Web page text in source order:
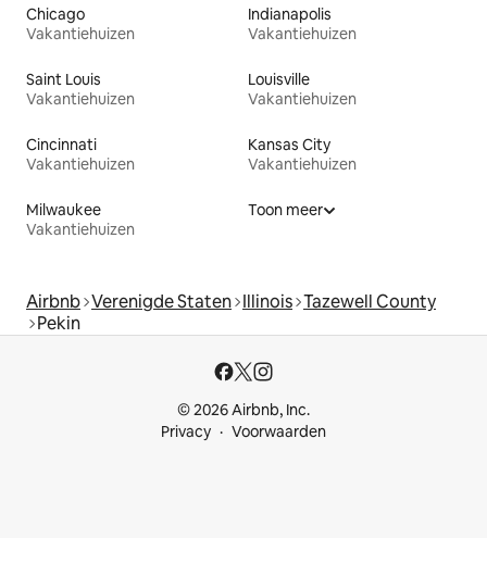
Chicago
Vakantiehuizen
Indianapolis
Vakantiehuizen
Saint Louis
Vakantiehuizen
Louisville
Vakantiehuizen
Cincinnati
Vakantiehuizen
Kansas City
Vakantiehuizen
Milwaukee
Vakantiehuizen
Toon meer
Airbnb Verenigde Staten Illinois Tazewell County
Pekin
© 2026 Airbnb, Inc.
Privacy
Voorwaarden